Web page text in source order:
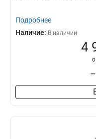
Подробнее
Наличие: В наличии
4
–